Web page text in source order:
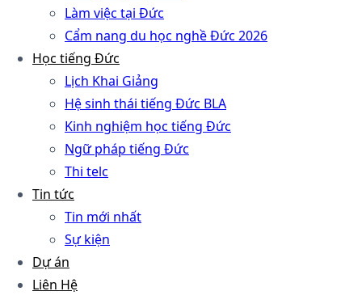
Làm việc tại Đức
Cẩm nang du học nghề Đức 2026
Học tiếng Đức
Lịch Khai Giảng
Hệ sinh thái tiếng Đức BLA
Kinh nghiệm học tiếng Đức
Ngữ pháp tiếng Đức
Thi telc
Tin tức
Tin mới nhất
Sự kiện
Dự án
Liên Hệ